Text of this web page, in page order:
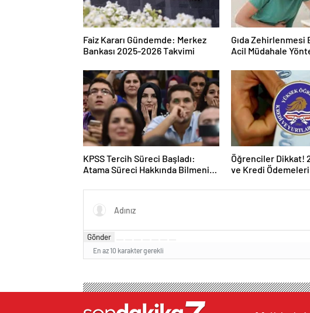
Faiz Kararı Gündemde: Merkez
Bankası 2025-2026 Takvimi
Gıda
Acil Müdahale
KPSS Tercih Süreci Başladı:
Atama Süreci Hakkında Bilmeniz
Öğrenciler Dikkat!
ve Kredi
Gönder
En az 10 karakter gerekli